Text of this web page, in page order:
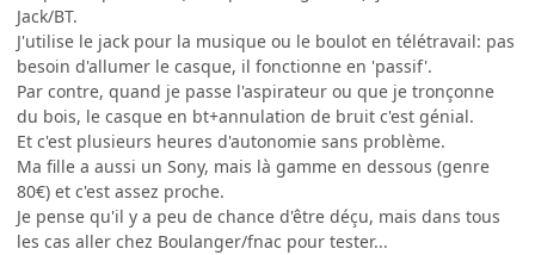
Jack/BT.
J'utilise le jack pour la musique ou le boulot en télétravail: pas
besoin d'allumer le casque, il fonctionne en 'passif'.
Par contre, quand je passe l'aspirateur ou que je tronçonne
du bois, le casque en bt+annulation de bruit c'est génial.
Et c'est plusieurs heures d'autonomie sans problème.
Ma fille a aussi un Sony, mais là gamme en dessous (genre
80€) et c'est assez proche.
Je pense qu'il y a peu de chance d'être déçu, mais dans tous
les cas aller chez Boulanger/fnac pour tester...